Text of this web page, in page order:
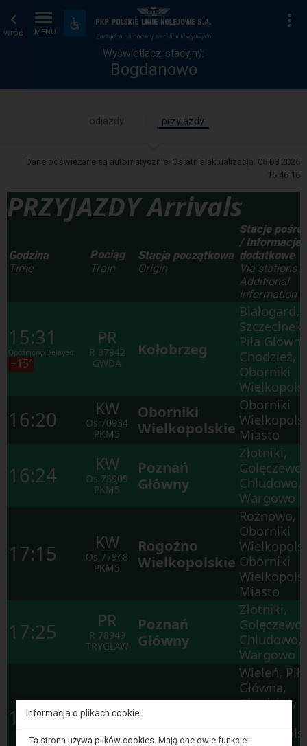
wróć MENU
Dostępność
i
udogodnienia
Wyświetlacz
stacyjny
Strona
główna
Wyświetlacz stacyjny:
Bogdanowo
odjazdy przyjazdy
Dane odświeżane są automatycznie. Ostatnia aktualizacja: 06.08.2026
15:46:16
PRZYJAZDY Arrivals
Godzina
Time
Pociąg
Train
Stacja początkowa
Origin
Stacje
/ Informacje
dodatkowe
Via stations /
Additional
information
15:31
Opóźniony/Delayed:
~15′
PR
R 87942
GWDA
Kołobrzeg
Białogard,
Szczecinek,
Piła
Chodzież,
Oborniki
16:20 KW
Os 70934
PKM5
Oborniki
Wielkopolskie
Oborniki
Miasto
16:24 KW
Os 78909
PKM5
Poznań
Główny
Złotniki,
Golęczewo,
Chludowo,
Wargowo
17:15 KW
Os 77948
PKM5
Rogoźno
Wielkopolskie
Rożnowo,
Oborniki
Oborniki
Miasto
17:25 PR
R 78949
TRYGŁAW
Poznań
Główny
Złotniki,
Golęczewo,
Chludowo,
Wargowo
17:38 KW
Os87972
PKM5
Krzyż
Wieleń, Piła
Główna,
Chodzież,
Informacja o plikach cookie
Uwaga,
Ta strona używa plików cookies. Mają one dwie funkcje: